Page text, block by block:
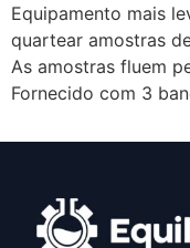
Equipamento mais
quartear amostras
As amostras fluem
Fornecido com 3